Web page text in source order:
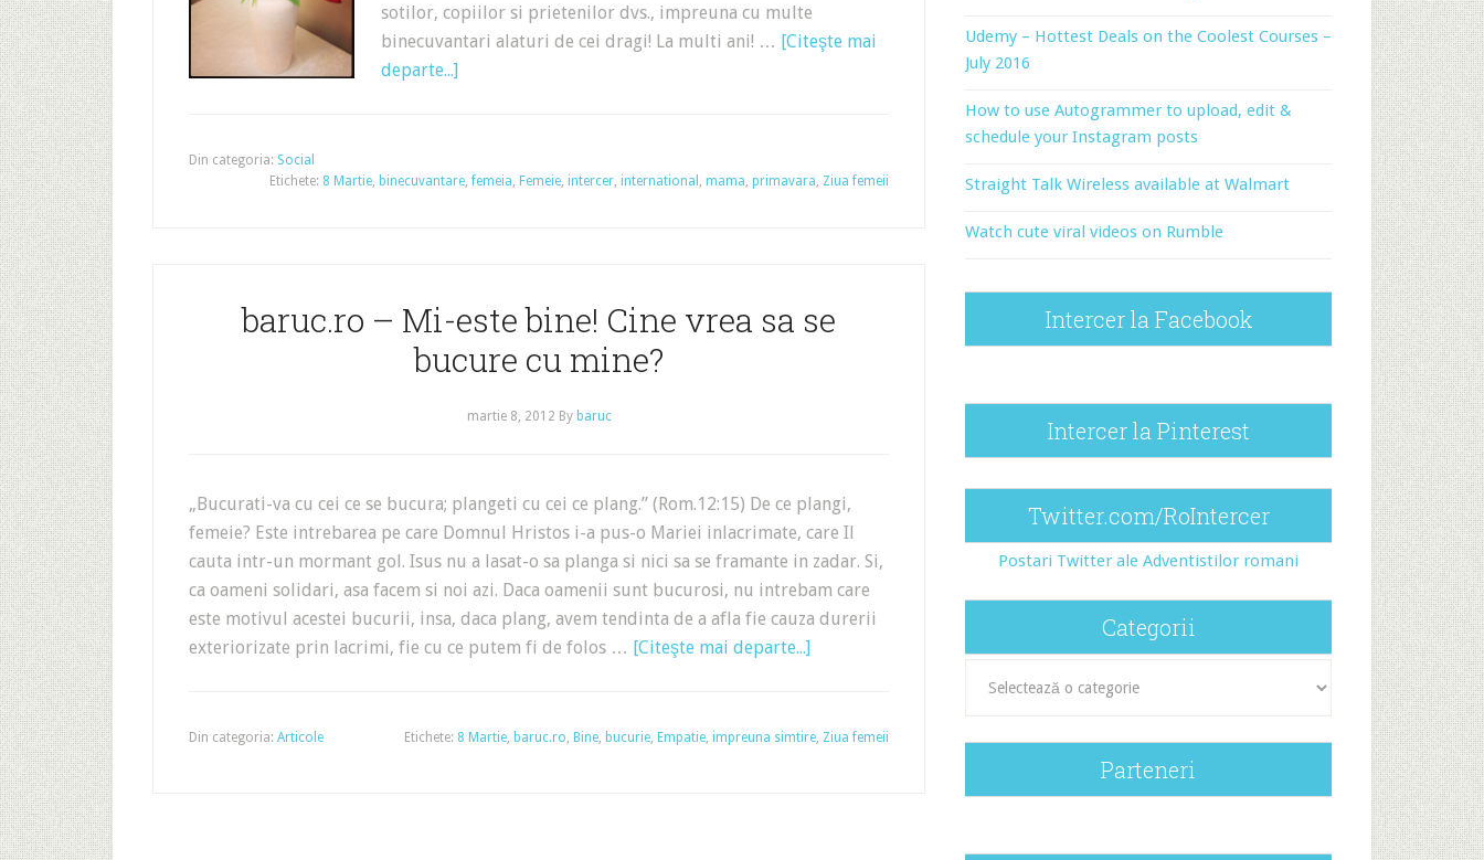
sotilor, copiilor si prietenilor dvs., impreuna cu multe
binecuvantari alaturi de cei dragi! La multi ani! … [Citeşte mai
departe...]
Din categoria: Social
Etichete: 8 Martie, binecuvantare,femeia, Femeie, intercer, international , mama, primavara, Ziua femeii
baruc.ro – Mi-este bine! Cine vrea sa se
bucure cu mine?
martie 8, 2012 By baruc
„Bucurati-va cu cei ce se bucura; plangeti cu cei ce plang.” (Rom.12:15) De ce plangi,
femeie? Este intrebarea pe care Domnul Hristos i-a pus-o Mariei inlacrimate, care Il
cauta intr-un mormant gol. Isus nu a lasat-o sa planga si nici sa se framante in zadar. Si,
ca oameni solidari, asa facem si noi azi. Daca oamenii sunt bucurosi, nu intrebam care
este motivul acestei bucurii, insa, daca plang, avem tendinta de a afla fie cauza durerii
exteriorizate prin lacrimi, fie cu ce putem fi de folos … [Citeşte mai departe...]
Din categoria: Articole Etichete: 8 Martie, baruc.ro, Bine, bucurie, Empatie, impreuna simtire, Ziua femeii
Udemy – Hottest Deals on the Coolest Courses –
July 2016
How to use Autogrammer to upload, edit &
schedule your Instagram posts
Straight Talk Wireless available at Walmart
Watch cute viral videos on Rumble
Intercer la Facebook
Intercer la Pinterest
Twitter.com/RoIntercer
Postari Twitter ale Adventistilor romani
Categorii
Parteneri